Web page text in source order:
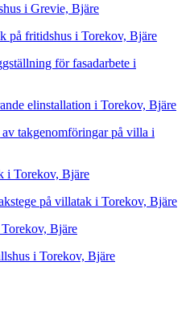
i Grevie, Bjäre
på fritidshus i Torekov, Bjäre
för fasadarbete i
elinstallation i Torekov, Bjäre
takgenomföringar på villa i
i Torekov, Bjäre
på villatak i Torekov, Bjäre
Bjäre
i Torekov, Bjäre